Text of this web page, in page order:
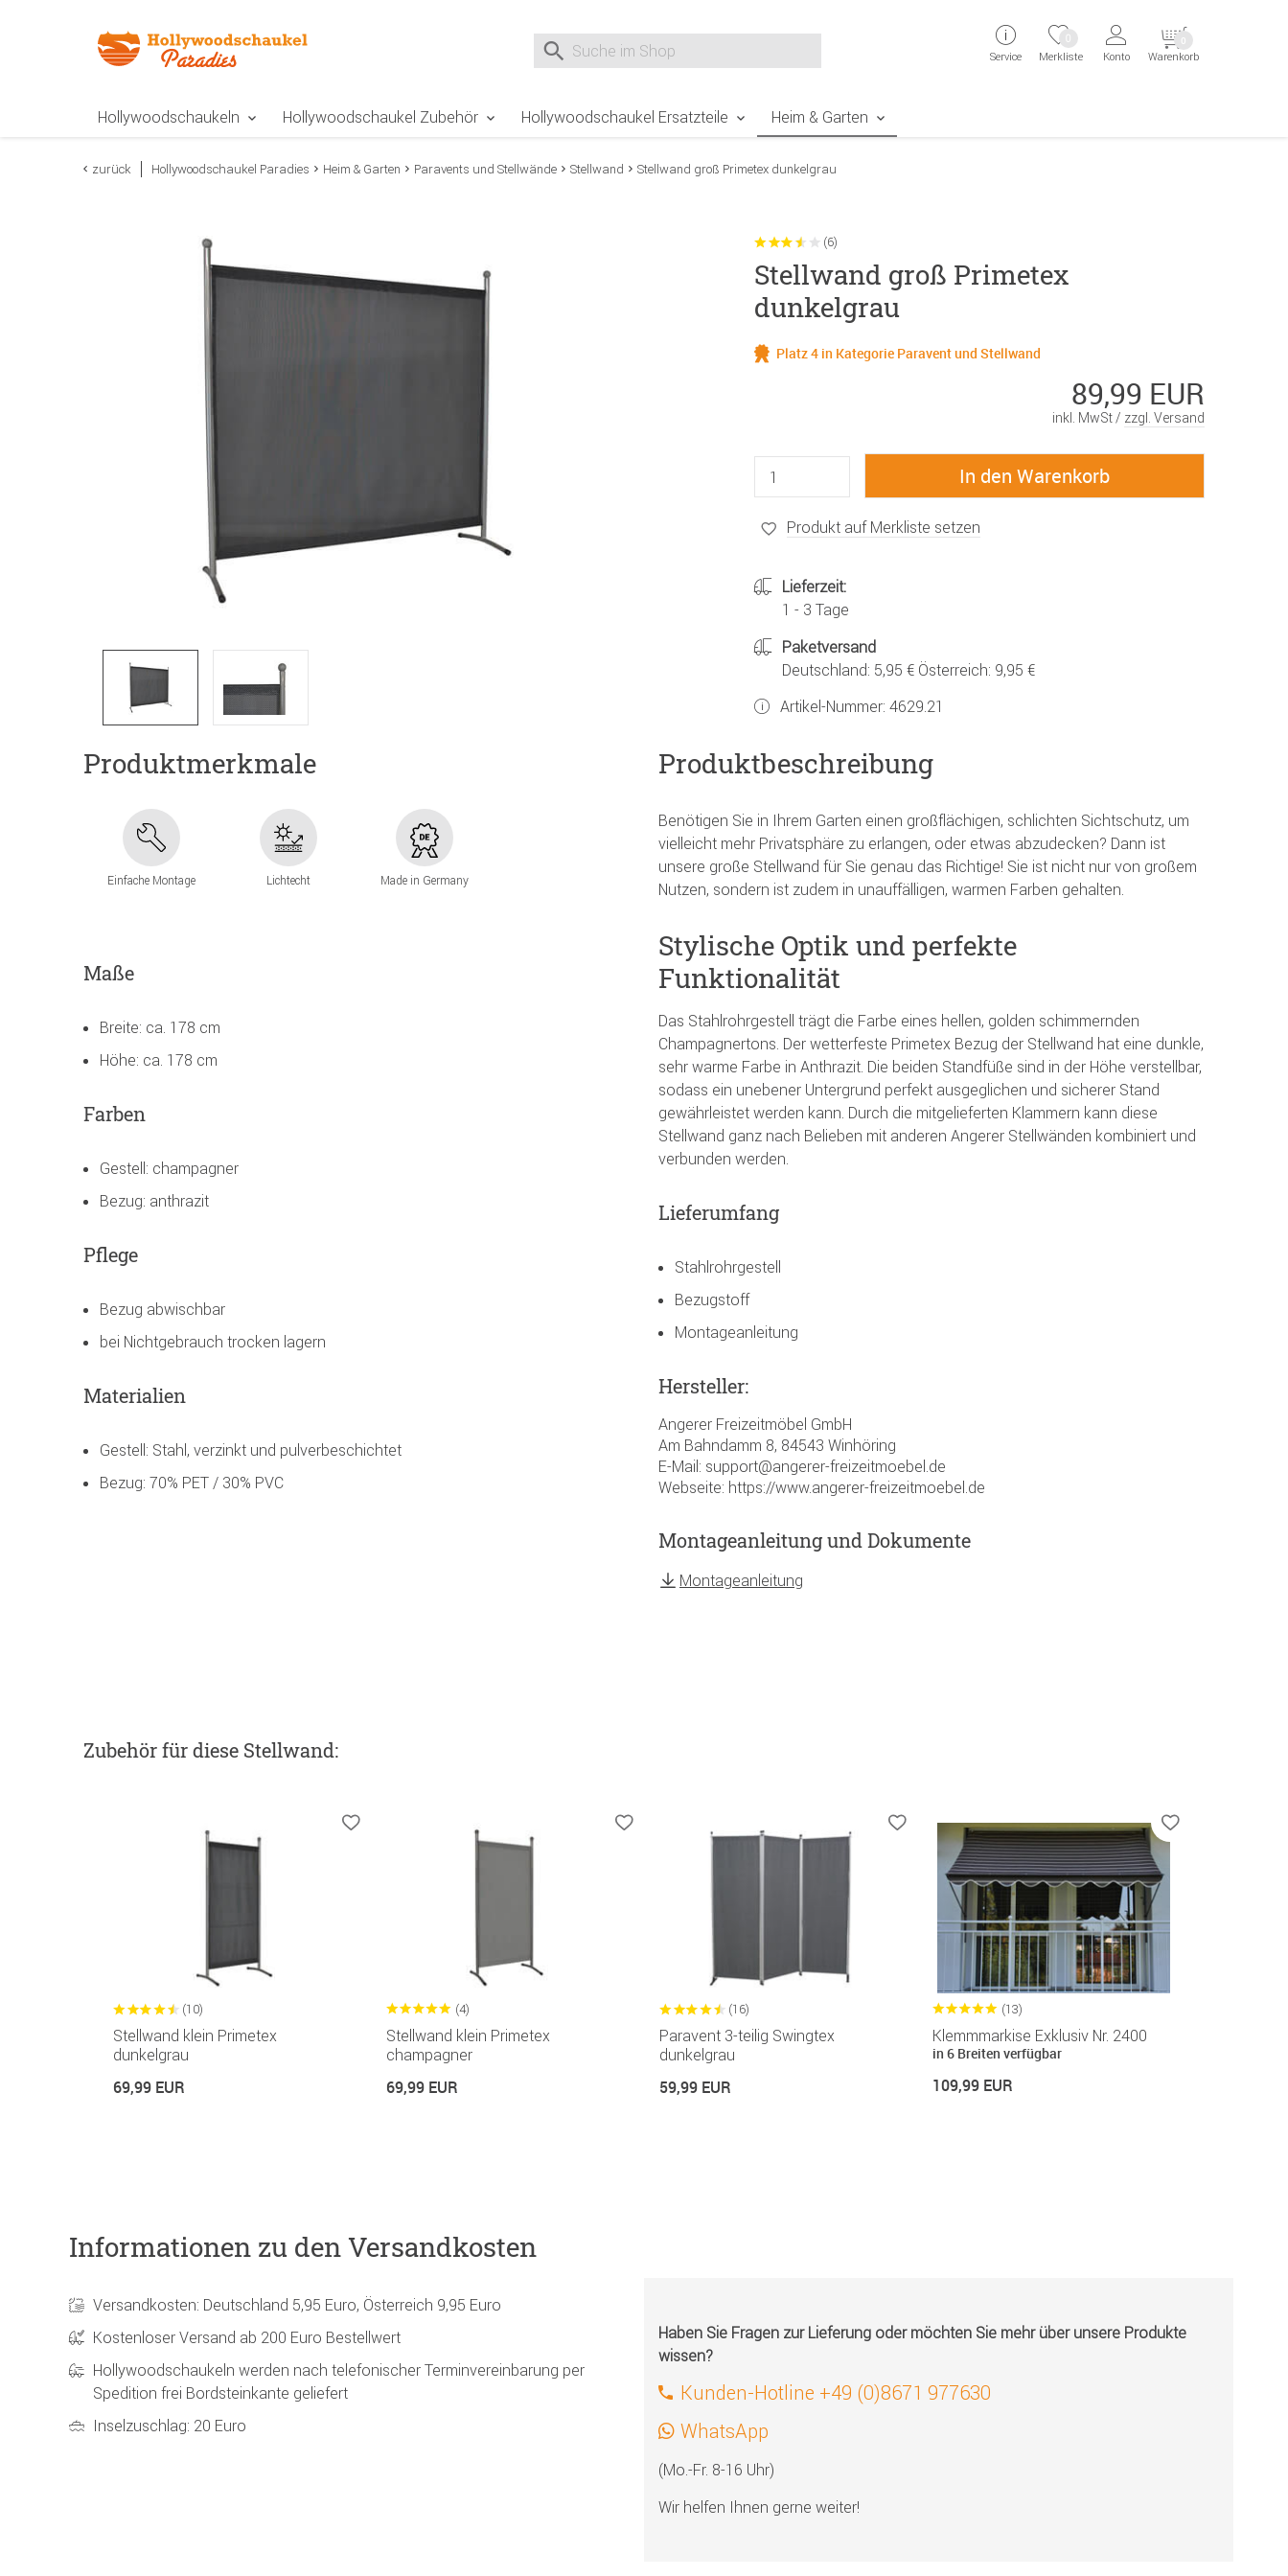
Suche nach
Service Merkliste
0
Konto Warenkorb
0
Hollywoodschaukeln Hollywoodschaukel Zubehör Hollywoodschaukel Ersatzteile Heim & Garten
zurück Hollywoodschaukel Paradies Heim & Garten Paravents und Stellwände Stellwand Stellwand groß Primetex dunkelgrau
(6)
Stellwand groß Primetex
dunkelgrau
Platz 4 in Kategorie Paravent und Stellwand
89,99 EUR
inkl. MwSt / zzgl. Versand
Produkt auf Merkliste setzen
Lieferzeit:
1 - 3 Tage
Paketversand
Deutschland: 5,95 € Österreich: 9,95 €
Artikel-Nummer: 4629.21
Produktmerkmale
Einfache Montage Lichtecht Made in Germany
Maße
Breite: ca. 178 cm
Höhe: ca. 178 cm
Farben
Gestell: champagner
Bezug: anthrazit
Pflege
Bezug abwischbar
bei Nichtgebrauch trocken lagern
Materialien
Gestell: Stahl, verzinkt und pulverbeschichtet
Bezug: 70% PET / 30% PVC
Produktbeschreibung
Benötigen Sie in Ihrem Garten einen großflächigen, schlichten Sichtschutz, um
vielleicht mehr Privatsphäre zu erlangen, oder etwas abzudecken? Dann ist
unsere große Stellwand für Sie genau das Richtige! Sie ist nicht nur von großem
Nutzen, sondern ist zudem in unauffälligen, warmen Farben gehalten.
Stylische Optik und perfekte
Funktionalität
Das Stahlrohrgestell trägt die Farbe eines hellen, golden schimmernden
Champagnertons. Der wetterfeste Primetex Bezug der Stellwand hat eine dunkle,
sehr warme Farbe in Anthrazit. Die beiden Standfüße sind in der Höhe verstellbar,
sodass ein unebener Untergrund perfekt ausgeglichen und sicherer Stand
gewährleistet werden kann. Durch die mitgelieferten Klammern kann diese
Stellwand ganz nach Belieben mit anderen Angerer Stellwänden kombiniert und
verbunden werden.
Lieferumfang
Stahlrohrgestell
Bezugstoff
Montageanleitung
Hersteller:
Angerer Freizeitmöbel GmbH
Am Bahndamm 8, 84543 Winhöring
E-Mail: support@angerer-freizeitmoebel.de
Webseite: https://www.angerer-freizeitmoebel.de
Montageanleitung und Dokumente
Montageanleitung
Zubehörfür diese Stellwand:
(10)
Stellwand klein Primetex
dunkelgrau
69,99 EUR
(4)
Stellwand klein Primetex
champagner
69,99 EUR
(16)
Paravent 3-teilig Swingtex
dunkelgrau
59,99 EUR
(13)
Klemmmarkise Exklusiv Nr. 2400
in 6 Breiten verfügbar
109,99 EUR
Informationen zu den Versandkosten
Versandkosten: Deutschland 5,95 Euro, Österreich 9,95 Euro
Kostenloser Versand ab 200 Euro Bestellwert
Hollywoodschaukeln werden nach telefonischer Terminvereinbarung per
Spedition frei Bordsteinkante geliefert
Inselzuschlag: 20 Euro
Haben Sie Fragen zur Lieferung oder möchten Sie mehr über unsere Produkte
wissen?
Kunden-Hotline +49 (0)8671 977630
WhatsApp
(Mo.-Fr. 8-16 Uhr)
Wir helfen Ihnen gerne weiter!